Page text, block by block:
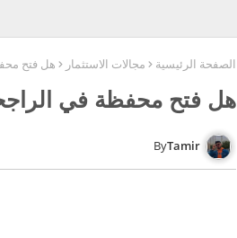
الصفحة الرئيسية مجالات الاستثمار هل فتح
هل فتح محفظة في
Tamir